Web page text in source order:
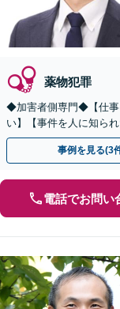
薬物犯罪
◆加害者側専門◆【仕事
い】【事件を人に知ら
事例を見る(3
電話でお問い